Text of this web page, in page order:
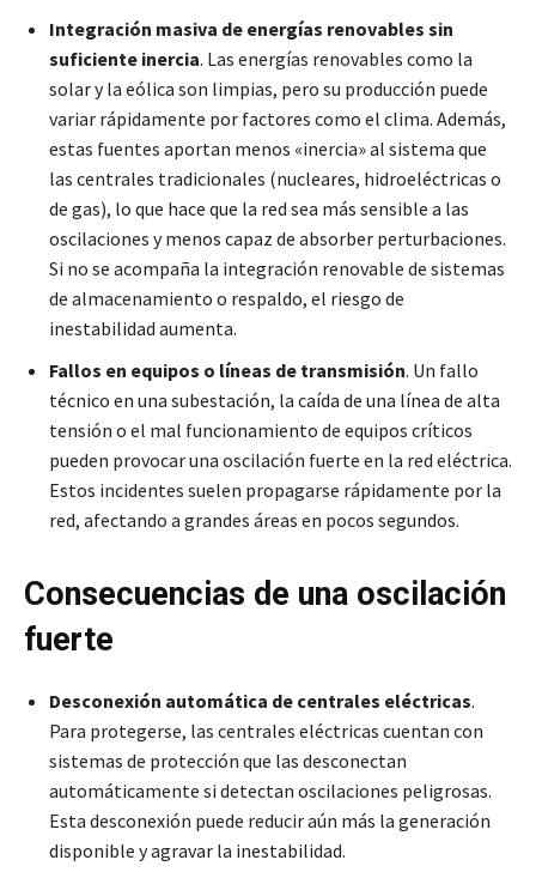
Integración masiva de energías renovables sin
suficiente inercia. Las energías renovables como la
solar y la eólica son limpias, pero su producción puede
variar rápidamente por factores como el clima. Además,
estas fuentes aportan menos «inercia» al sistema que
las centrales tradicionales (nucleares, hidroeléctricas o
de gas), lo que hace que la red sea más sensible a las
oscilaciones y menos capaz de absorber perturbaciones.
Si no se acompaña la integración renovable de sistemas
de almacenamiento o respaldo, el riesgo de
inestabilidad aumenta.
Fallos en equipos o líneas de transmisión. Un fallo
técnico en una subestación, la caída de una línea de alta
tensión o el mal funcionamiento de equipos críticos
pueden provocar una oscilación fuerte en la red eléctrica.
Estos incidentes suelen propagarse rápidamente por la
red, afectando a grandes áreas en pocos segundos.
Consecuencias de una oscilación
fuerte
Desconexión automática de centrales eléctricas.
Para protegerse, las centrales eléctricas cuentan con
sistemas de protección que las desconectan
automáticamente si detectan oscilaciones peligrosas.
Esta desconexión puede reducir aún más la generación
disponible y agravar la inestabilidad.